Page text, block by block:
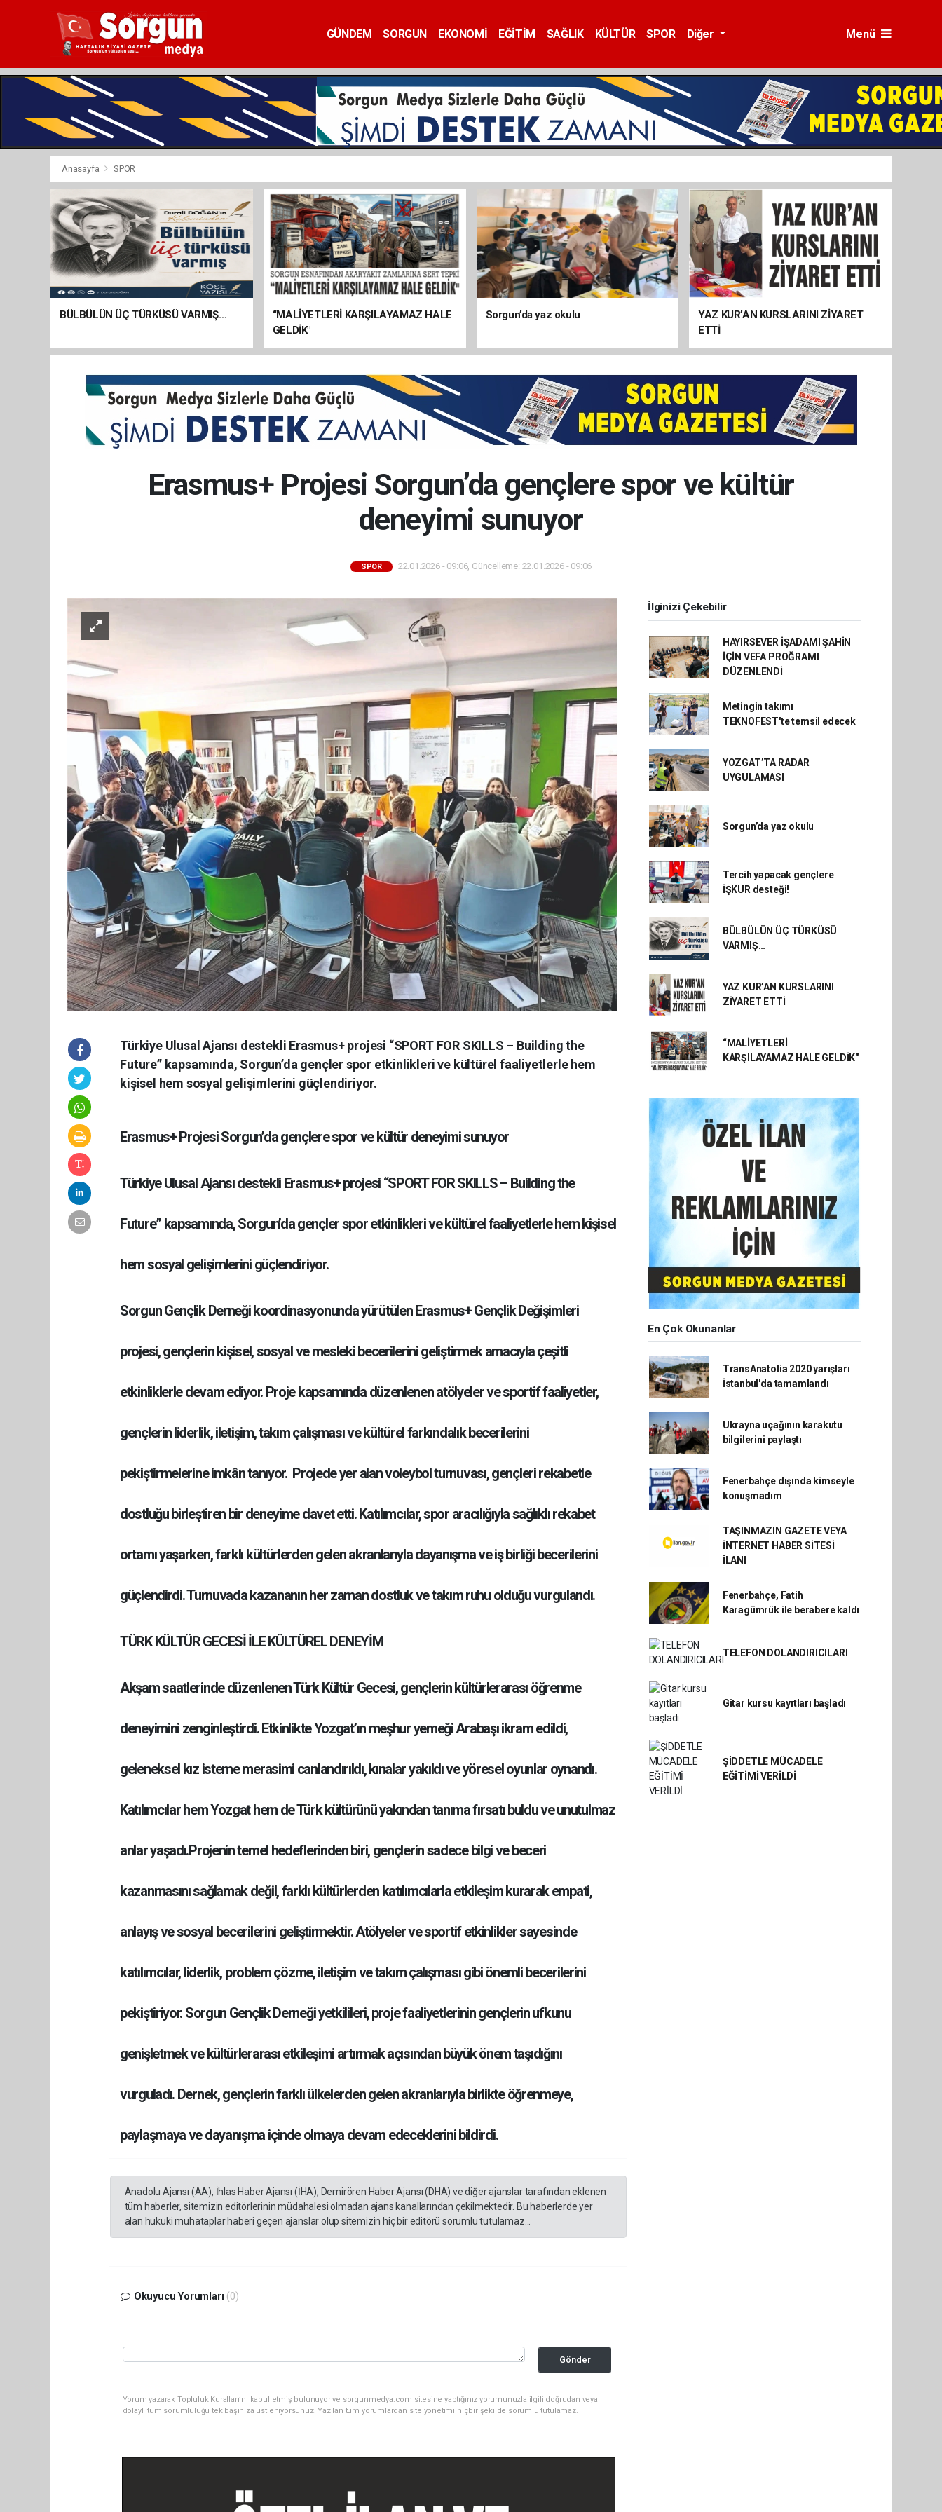
GÜNDEM SORGUN EKONOMİ EĞİTİM SAĞLIK KÜLTÜR SPOR Diğer Menü
Anasayfa SPOR
BÜLBÜLÜN ÜÇ TÜRKÜSÜ VARMIŞ…
“MALİYETLERİ KARŞILAYAMAZ HALE
GELDİK"
Sorgun’da yaz okulu
YAZ KUR’AN KURSLARINI ZİYARET
ETTİ
Erasmus+ Projesi Sorgun’da gençlere spor ve kültür
deneyimi sunuyor
SPOR 22.01.2026 - 09:06, Güncelleme: 22.01.2026 - 09:06
Türkiye Ulusal Ajansı destekli Erasmus+ projesi “SPORT FOR SKILLS – Building the
Future” kapsamında, Sorgun’da gençler spor etkinlikleri ve kültürel faaliyetlerle hem
kişisel hem sosyal gelişimlerini güçlendiriyor.
Erasmus+ Projesi Sorgun’da gençlere spor ve kültür deneyimi sunuyor
Türkiye Ulusal Ajansı destekli Erasmus+ projesi “SPORT FOR SKILLS – Building the
Future” kapsamında, Sorgun’da gençler spor etkinlikleri ve kültürel faaliyetlerle hem kişisel
hem sosyal gelişimlerini güçlendiriyor.
Sorgun Gençlik Derneği koordinasyonunda yürütülen Erasmus+ Gençlik Değişimleri
projesi, gençlerin kişisel, sosyal ve mesleki becerilerini geliştirmek amacıyla çeşitli
etkinliklerle devam ediyor. Proje kapsamında düzenlenen atölyeler ve sportif faaliyetler,
gençlerin liderlik, iletişim, takım çalışması ve kültürel farkındalık becerilerini
pekiştirmelerine imkân tanıyor. Projede yer alan voleybol turnuvası, gençleri rekabetle
dostluğu birleştiren bir deneyime davet etti. Katılımcılar, spor aracılığıyla sağlıklı rekabet
ortamı yaşarken, farklı kültürlerden gelen akranlarıyla dayanışma ve iş birliği becerilerini
güçlendirdi. Turnuvada kazananın her zaman dostluk ve takım ruhu olduğu vurgulandı.
TÜRK KÜLTÜR GECESİ İLE KÜLTÜREL DENEYİM
Akşam saatlerinde düzenlenen Türk Kültür Gecesi, gençlerin kültürlerarası öğrenme
deneyimini zenginleştirdi. Etkinlikte Yozgat’ın meşhur yemeği Arabaşı ikram edildi,
geleneksel kız isteme merasimi canlandırıldı, kınalar yakıldı ve yöresel oyunlar oynandı.
Katılımcılar hem Yozgat hem de Türk kültürünü yakından tanıma fırsatı buldu ve unutulmaz
anlar yaşadı.Projenin temel hedeflerinden biri, gençlerin sadece bilgi ve beceri
kazanmasını sağlamak değil, farklı kültürlerden katılımcılarla etkileşim kurarak empati,
anlayış ve sosyal becerilerini geliştirmektir. Atölyeler ve sportif etkinlikler sayesinde
katılımcılar, liderlik, problem çözme, iletişim ve takım çalışması gibi önemli becerilerini
pekiştiriyor. Sorgun Gençlik Derneği yetkilileri, proje faaliyetlerinin gençlerin ufkunu
genişletmek ve kültürlerarası etkileşimi artırmak açısından büyük önem taşıdığını
vurguladı. Dernek, gençlerin farklı ülkelerden gelen akranlarıyla birlikte öğrenmeye,
paylaşmaya ve dayanışma içinde olmaya devam edeceklerini bildirdi.
Anadolu Ajansı (AA), İhlas Haber Ajansı (İHA), Demirören Haber Ajansı (DHA) ve diğer ajanslar tarafından eklenen
tüm haberler, sitemizin editörlerinin müdahalesi olmadan ajans kanallarından çekilmektedir. Bu haberlerde yer
alan hukuki muhataplar haberi geçen ajanslar olup sitemizin hiç bir editörü sorumlu tutulamaz...
Okuyucu Yorumları (0)
Gönder
Yorum yazarak Topluluk Kuralları’nı kabul etmiş bulunuyor ve sorgunmedya.com sitesine yaptığınız yorumunuzla ilgili doğrudan veya
dolaylı tüm sorumluluğu tek başınıza üstleniyorsunuz. Yazılan tüm yorumlardan site yönetimi hiçbir şekilde sorumlu tutulamaz.
İlginizi Çekebilir
HAYIRSEVER İŞADAMI ŞAHİN
İÇİN VEFA PROĞRAMI
DÜZENLENDİ
Metingin takımı
TEKNOFEST'te temsil edecek
YOZGAT’TA RADAR
UYGULAMASI
Sorgun’da yaz okulu
Tercih yapacak gençlere
İŞKUR desteği!
BÜLBÜLÜN ÜÇ TÜRKÜSÜ
VARMIŞ…
YAZ KUR’AN KURSLARINI
ZİYARET ETTİ
“MALİYETLERİ
KARŞILAYAMAZ HALE GELDİK"
En Çok Okunanlar
TransAnatolia 2020 yarışları
İstanbul'da tamamlandı
Ukrayna uçağının karakutu
bilgilerini paylaştı
Fenerbahçe dışında kimseyle
konuşmadım
TAŞINMAZIN GAZETE VEYA
İNTERNET HABER SİTESİ
İLANI
Fenerbahçe, Fatih
Karagümrük ile berabere kaldı
TELEFON DOLANDIRICILARI
Gitar kursu kayıtları başladı
ŞİDDETLE MÜCADELE
EĞİTİMİ VERİLDİ